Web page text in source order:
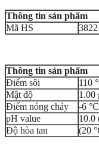
Thông tin sản phẩm
Mã HS
Thông tin sản phẩm
Điểm sôi
110
Mật độ
1.00
Điểm nóng chảy
-6 °C
pH value
10.0
Độ hòa tan
(20